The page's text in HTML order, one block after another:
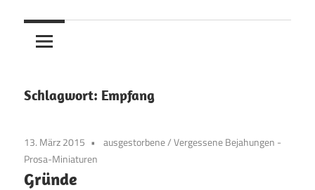
Schlagwort: Empfang
13. März 2015 ausgestorbene/Vergessene Bejahungen -
Prosa-Miniaturen
Gründe